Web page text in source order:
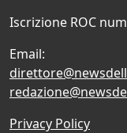
Iscrizione ROC
Email:
Privacy Policy